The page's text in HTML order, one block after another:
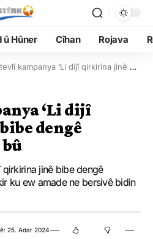
û Hûner Cîhan Rojava
kampanya ‘Li dijî qirkirina jinê bibe dengê xweparastinê’ bû
‘Li dijî
dengê
jinê bibe dengê
ku ew amade ne bersivê bidin
25. Adar 2024